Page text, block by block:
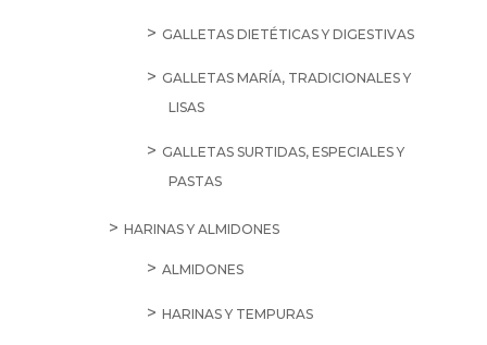
GALLETAS DIETÉTICAS Y DIGESTIVAS
GALLETAS MARÍA, TRADICIONALES Y
LISAS
GALLETAS SURTIDAS, ESPECIALES Y
PASTAS
HARINAS Y ALMIDONES
ALMIDONES
HARINAS Y TEMPURAS